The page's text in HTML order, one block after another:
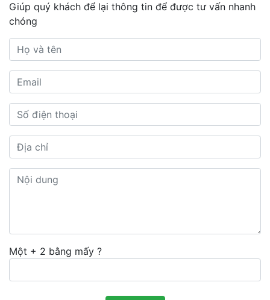
Giúp quý khách để lại thông tin để được tư vấn nhanh
chóng
Một + 2 bằng mấy ?